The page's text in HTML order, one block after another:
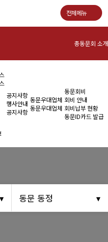
전체메뉴
총동문회 소개
공지사항
행사안내
공지사항
동문우대업체
동문우대업체
동문회비
회비 안내
회비납부 현황
동문ID카드 발급
동문 동정